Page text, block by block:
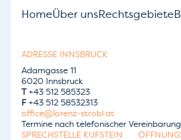
HomeÜber unsRechtsgebiete
ADRESSE INNSBRUCK
Adamgasse 11
6020 Innsbruck
T+43 512 585323
F+43 512 58532313
office@lorenz-strobl.at
Termine nach telefonischer
SPRECHSTELLE KUFSTEIN